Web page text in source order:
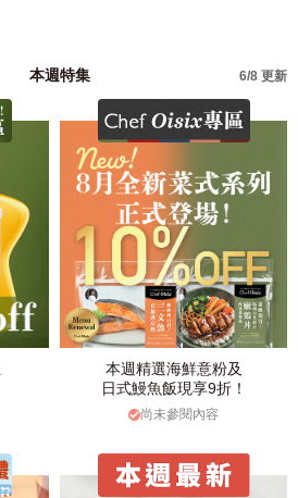
本週特集 6/8 更新
本週精選海鮮意粉及
日式鰻魚飯現享9折！
尚未參閱內容